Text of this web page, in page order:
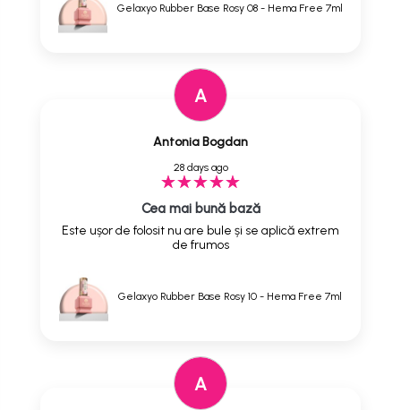
Gelaxyo Rubber Base Rosy 08 - Hema Free 7ml
A
Antonia Bogdan
28 days ago
Cea mai bună bază
Este ușor de folosit nu are bule și se aplică extrem
de frumos
Gelaxyo Rubber Base Rosy 10 - Hema Free 7ml
A